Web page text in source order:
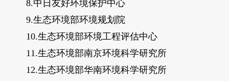
8.中日友好环境保护中心
9.生态环境部环境规划院
10.生态环境部环境工程评估中心
11.生态环境部南京环境科学研究所
12.生态环境部华南环境科学研究所